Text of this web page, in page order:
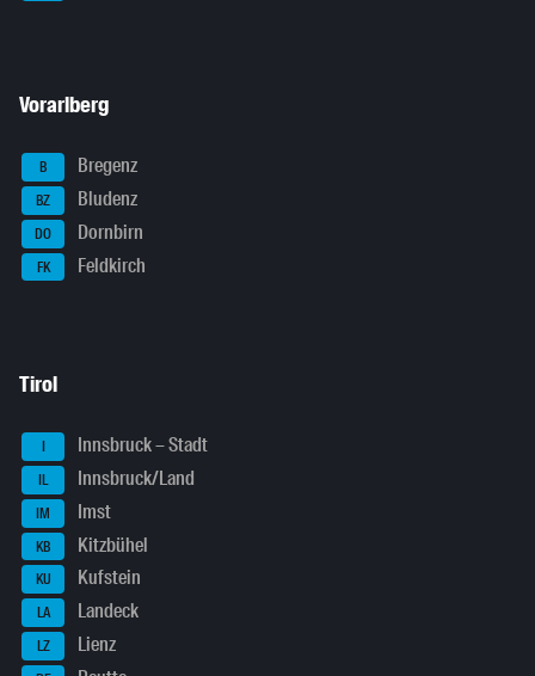
Vorarlberg
B Bregenz
BZ Bludenz
DO Dornbirn
FK Feldkirch
Tirol
I Innsbruck – Stadt
IL Innsbruck/Land
IM Imst
KB Kitzbühel
KU Kufstein
LA Landeck
LZ Lienz